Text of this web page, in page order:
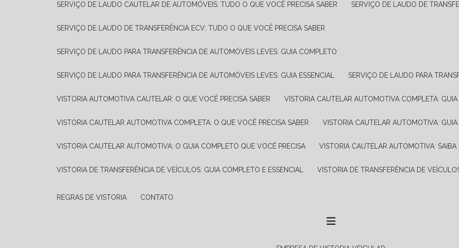
SERVIÇO DE LAUDO CAUTELAR DE AUTOMÓVEIS: TUDO O QUE VOCÊ PRECISA SABER SERVIÇO DE LAUDO DE
SERVIÇO DE LAUDO DE TRANSFERÊNCIA ECV: TUDO O QUE VOCÊ PRECISA SABER
SERVIÇO DE LAUDO PARA TRANSFERÊNCIA DE AUTOMÓVEIS LEVES: GUIA COMPLETO
SERVIÇO DE LAUDO PARA TRANSFERÊNCIA DE AUTOMÓVEIS LEVES: GUIA ESSENCIAL SERVIÇO DE LAUDO PARA
VISTORIA AUTOMOTIVA CAUTELAR: O QUE VOCÊ PRECISA SABER VISTORIA CAUTELAR AUTOMOTIVA COMPLETA: GUIA
VISTORIA CAUTELAR AUTOMOTIVA COMPLETA: O QUE VOCÊ PRECISA SABER VISTORIA CAUTELAR AUTOMOTIVA:
VISTORIA CAUTELAR AUTOMOTIVA: O GUIA COMPLETO QUE VOCÊ PRECISA VISTORIA CAUTELAR AUTOMOTIVA:
VISTORIA DE TRANSFERÊNCIA DE VEÍCULOS: GUIA COMPLETO E ESSENCIAL VISTORIA DE TRANSFERÊNCIA DE
REGRAS DE VISTORIA CONTATO